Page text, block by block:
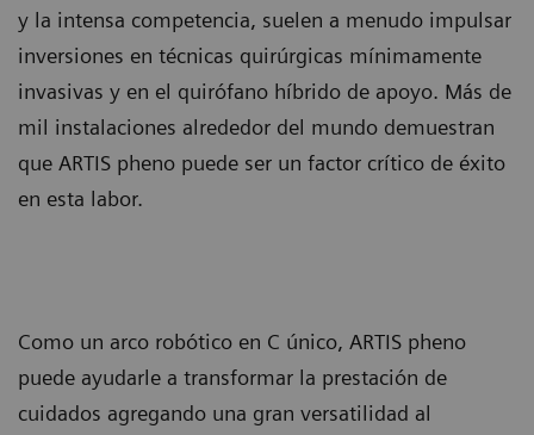
y la intensa competencia, suelen a menudo impulsar
inversiones en técnicas quirúrgicas mínimamente
invasivas y en el quirófano híbrido de apoyo. Más de
mil instalaciones alrededor del mundo demuestran
que ARTIS pheno puede ser un factor crítico de éxito
en esta labor.
Como un arco robótico en C único, ARTIS pheno
puede ayudarle a transformar la prestación de
cuidados agregando una gran versatilidad al